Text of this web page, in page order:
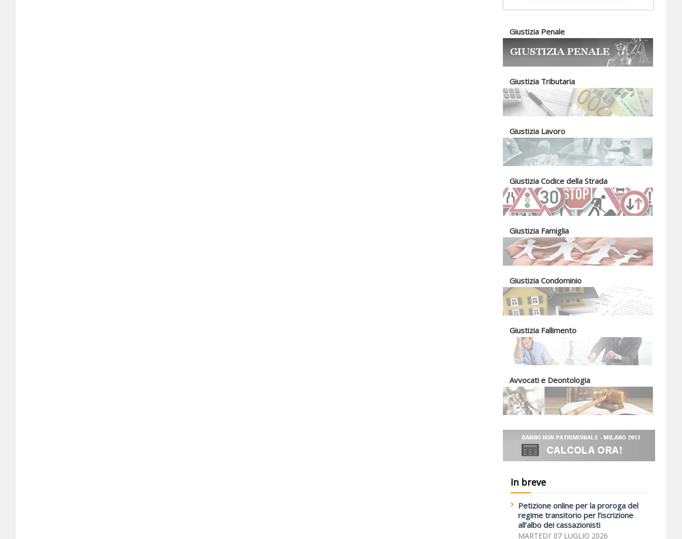
Giustizia Penale
Giustizia Tributaria
Giustizia Lavoro
Giustizia Codice della Strada
Giustizia Famiglia
Giustizia Condominio
Giustizia Fallimento
Avvocati e Deontologia
In breve
Petizione online per la proroga del
regime transitorio per l’iscrizione
all’albo dei cassazionisti
MARTEDI' 07 LUGLIO 2026